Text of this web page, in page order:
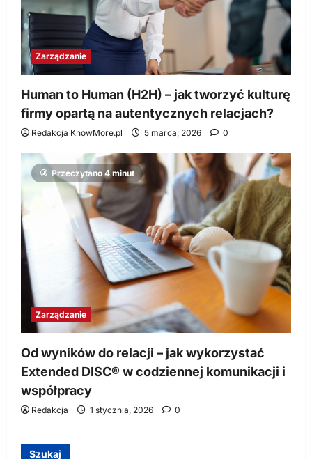
Zarządzanie
Human to Human (H2H) – jak tworzyć kulturę
firmy opartą na autentycznych relacjach?
Redakcja KnowMore.pl 5 marca, 2026 0
Przeczytano 4 minut
Zarządzanie
Od wyników do relacji – jak wykorzystać
Extended DISC® w codziennej komunikacji i
współpracy
Redakcja 1 stycznia, 2026 0
Szukaj